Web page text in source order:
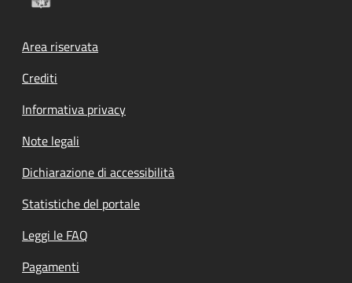
Footer menu
Area riservata
Crediti
Informativa privacy
Note legali
Dichiarazione di accessibilità
Statistiche del portale
Leggi le FAQ
Pagamenti